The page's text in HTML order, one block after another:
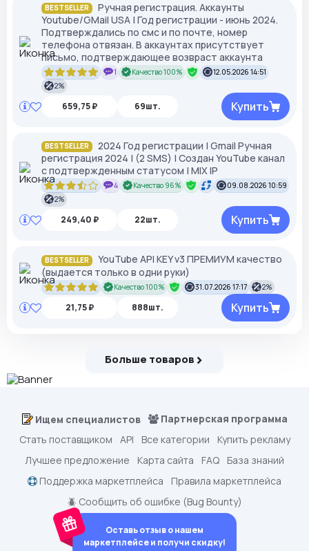
BESTSELLER
Ручная регистрация. Аккаунты
Youtube/GMail USA | Год регистрации - июнь 2024.
Подтверждались по смс и по почте, номер
телефона отвязан. В аккаунтах присутствует
письмо, подтверждающее возвраст аккаунта
1 Качество 100%
12.05.2026 14:51
2%
659,75 ₽ 69шт. Купить
BESTSELLER
2024 Год регистрации | Gmail Ручная
регистрация 2024 | (2 SMS) | Создан YouTube канал
с подтвержденным статусом | MIX IP
4 Качество 96%
09.08.2026 10:59
2%
249,40 ₽ 22шт. Купить
BESTSELLER
YouTube API KEY v3 ПРЕМИУМ качество
(выдается только в одни руки)
Качество 100% 31.07.2026 17:17 2%
21,75 ₽ 888шт. Купить
Больше товаров
Ищем специалистов
Партнерская программа
Стать поставщиком
API Все категории
Купить рекламу
Лучшее предложение
Карта сайта FAQ
База знаний
Поддержка маркетплейса
Правила маркетплейса
🪲 Сообщить об ошибке (Bug Bounty)
Оставь отзыв о нашем
маркетплейсе и получи скидку!